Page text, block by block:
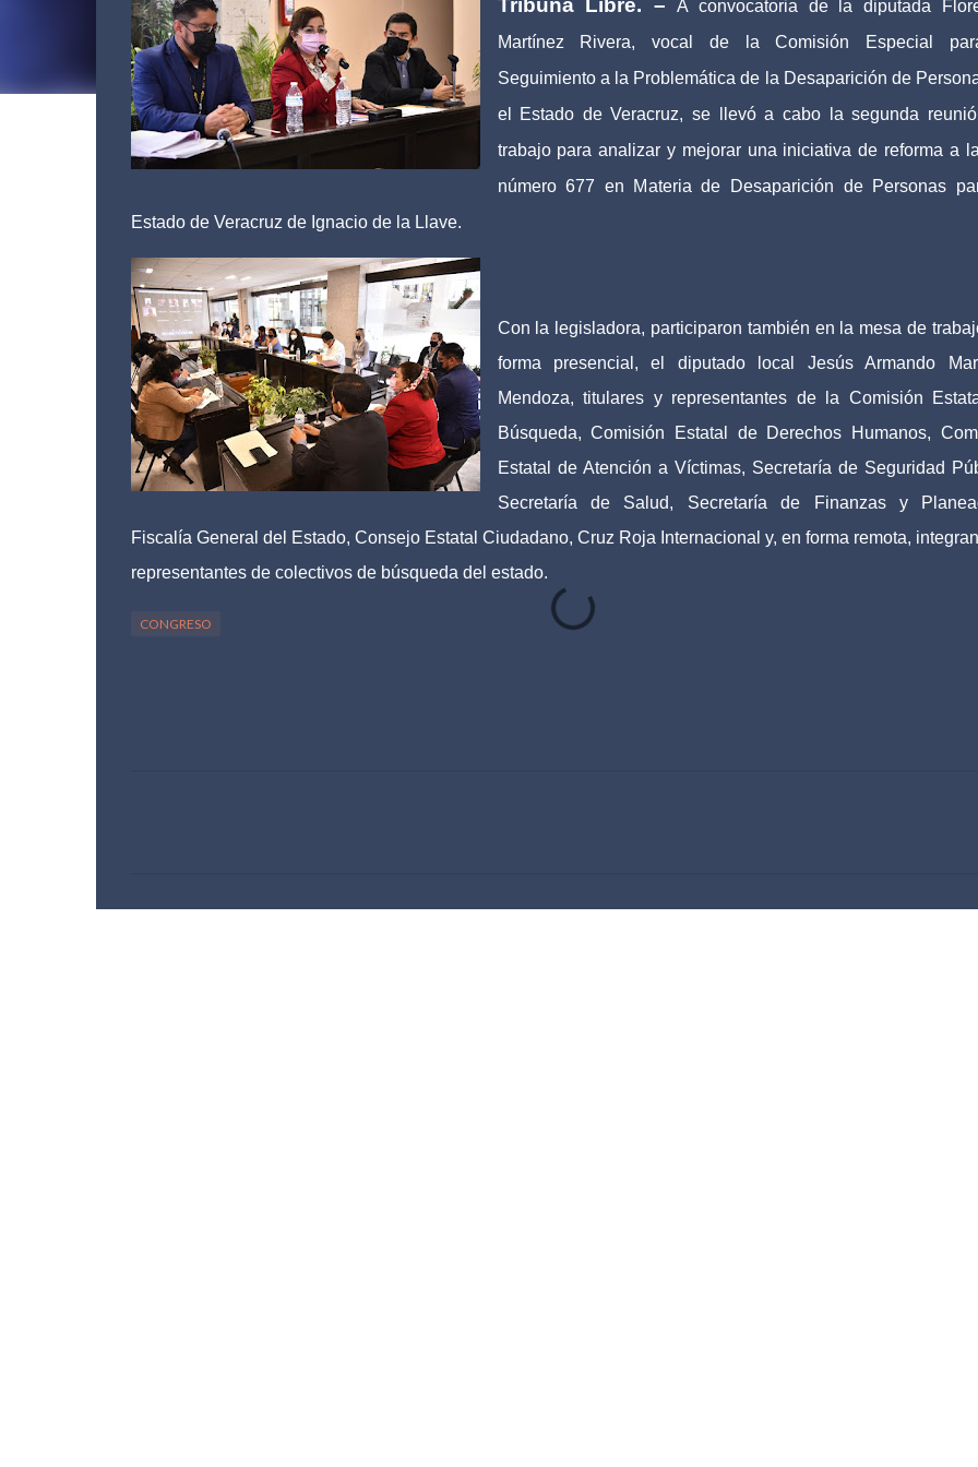
Tribuna Libre. –A convocatoria de la diputada
Martínez Rivera, vocal de la Comisión Especial
Seguimiento a la Problemática de la Desaparición de
el Estado de Veracruz, se llevó a cabo la segunda
trabajo para analizar y mejorar una iniciativa de reforma a
número 677 en Materia de Desaparición de Personas
Estado de Veracruz de Ignacio de la Llave.
Con la legisladora, participaron también en la mesa de
forma presencial, el diputado local Jesús Armando
Mendoza, titulares y representantes de la Comisión
Búsqueda, Comisión Estatal de Derechos Humanos,
Estatal de Atención a Víctimas, Secretaría de Seguridad
Secretaría de Salud, Secretaría de Finanzas y
Fiscalía General del Estado, Consejo Estatal Ciudadano, Cruz Roja Internacional y, en forma remota,
representantes de colectivos de búsqueda del estado.
CONGRESO